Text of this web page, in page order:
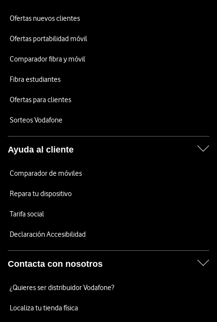
Ofertas nuevos clientes
Ofertas portabilidad móvil
Comparador fibra y móvil
Fibra estudiantes
Ofertas para clientes
Sorteos Vodafone
Ayuda al cliente
Comparador de móviles
Repara tu dispositivo
Tarifa social
Declaración Accesibilidad
Contacta con nosotros
¿Quieres ser distribuidor Vodafone?
Localiza tu tienda física